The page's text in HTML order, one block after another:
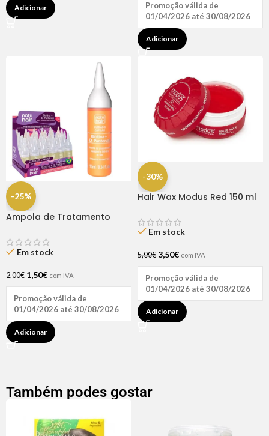
Adicionar
Promoção válida de
01/04/2026 até 30/08/2026
Adicionar
-25%
Ampola de Tratamento
Hair (1 UNIDADE)
Em stock
2,00€ 1,50€ com IVA
Promoção válida de
01/04/2026 até 30/08/2026
Adicionar
-30%
Hair Wax Modus Red 150 ml
Em stock
5,00€ 3,50€ com IVA
Promoção válida de
01/04/2026 até 30/08/2026
Adicionar
Também podes gostar